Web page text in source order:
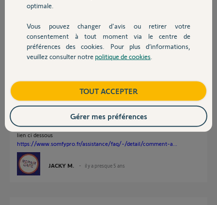
Devis avec un pro
Contact
Eddy D.
il y a presque 5 ans
Participer au fil de discussion
Réponses
En tapant le titre de votre post dans un moteur de recherche je trouve le
lien ci dessous
https://www.somfypro.fr/assistance/faq/-/detail/comment-a...
JACKY M. il y a presque 5 ans
optimale.
Vous pouvez changer d'avis ou retirer votre
consentement à tout moment via le centre de
préférences des cookies. Pour plus d’informations,
veuillez consulter notre politique de cookies
TOUT ACCEPTER
Gérer mes préférences